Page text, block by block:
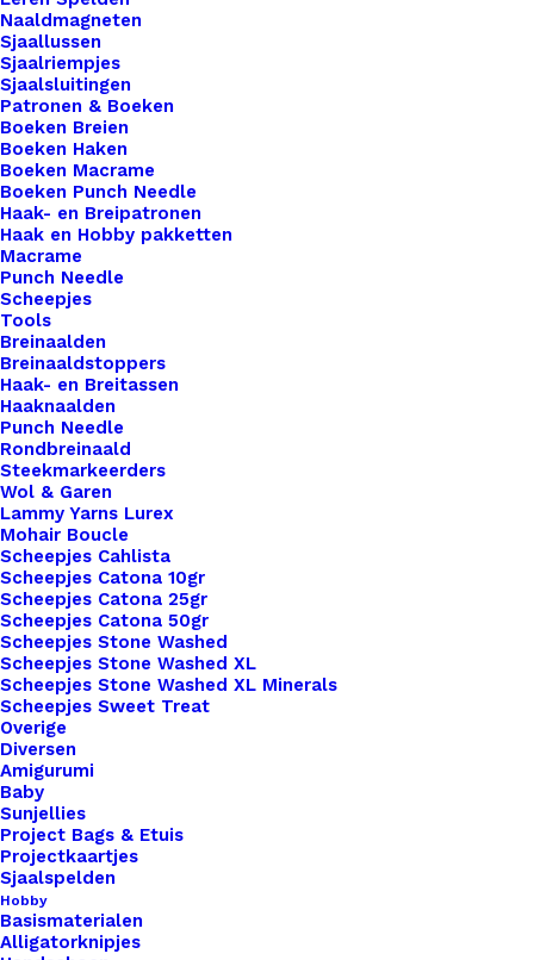
Naaldmagneten
Sjaallussen
Sjaalriempjes
Sjaalsluitingen
Patronen & Boeken
Boeken Breien
Boeken Haken
Boeken Macrame
Boeken Punch Needle
Haak- en Breipatronen
Haak en Hobby pakketten
Macrame
Punch Needle
Scheepjes
Tools
Breinaalden
Breinaaldstoppers
Haak- en Breitassen
Haaknaalden
Punch Needle
Rondbreinaald
Steekmarkeerders
Wol & Garen
Lammy Yarns Lurex
Mohair Boucle
Scheepjes Cahlista
Scheepjes Catona 10gr
Scheepjes Catona 25gr
Scheepjes Catona 50gr
Scheepjes Stone Washed
Scheepjes Stone Washed XL
Scheepjes Stone Washed XL Minerals
Scheepjes Sweet Treat
Overige
Diversen
Amigurumi
Baby
Sunjellies
Project Bags & Etuis
Projectkaartjes
Sjaalspelden
Hobby
Basismaterialen
Alligatorknipjes
een hoger niveau tillen? Overweeg dan onze
prachtige leren labels, de perfecte finishing touch
voor al je creaties. Met onze labels voeg je niet
alleen een professionele uitstraling toe aan je
werk, maar ook een persoonlijk tintje dat jouw
ambachtelijke meesterwerken onderscheidt van
de rest. Voor de bewuste haak- en breisters onder
ons bieden we ook een assortiment vegan leren
labels aan die volledig diervriendelijk zijn.
Gemaakt van hoogwaardig synthetisch materiaal,
zijn deze labels een milieuvriendelijk alternatief
voor traditioneel leer, zonder concessies te doen
aan stijl of kwaliteit.
Kleur*
1xBaby Pakje Big Labels Met Drukknoop
10x3cm Cognac
Baby
Pakje
Big
Labels
Toevoegen aan winkelwagen